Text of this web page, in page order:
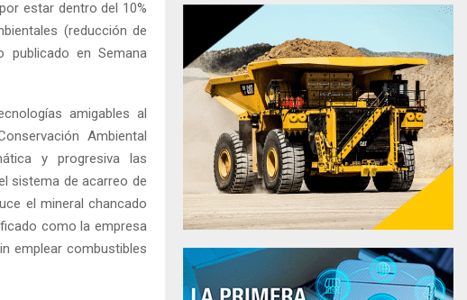
estar dentro del 10%
(reducción de
publicado en Semana
amigables al
Ambiental
y progresiva las
sistema de acarreo de
el mineral chancado
como la empresa
emplear combustibles